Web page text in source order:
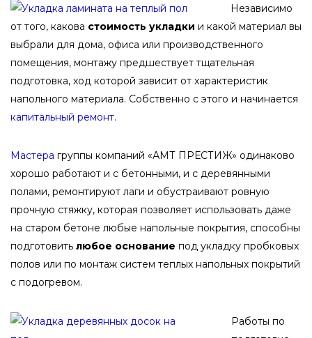
Независимо
от того, какова стоимость укладки и какой материал вы
выбрали для дома, офиса или производственного
помещения, монтажу предшествует тщательная
подготовка, ход которой зависит от характеристик
напольного материала. Собственно с этого и начинается
капитальный ремонт.
Мастера группы компаний «АМТ ПРЕСТИЖ» одинаково
хорошо работают и с бетонными, и с деревянными
полами, ремонтируют лаги и обустраивают ровную
прочную стяжку, которая позволяет использовать даже
на старом бетоне любые напольные покрытия, способны
подготовить любое основание под укладку пробковых
полов или по монтаж систем теплых напольных покрытий
с подогревом.
Работы по